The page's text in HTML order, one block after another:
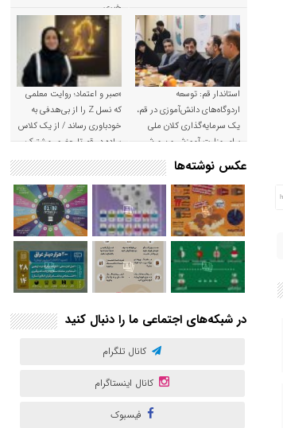
خبری
استاندار قم: توسعه
اردوگاه‌های دانش‌آموزی در قم،
یک سرمایه‌گذاری کلان ملی
برای وزارت آموزش و پرورش
است
«صبر و اعتماد؛ روایت معلمی
که نسل Z را از بی‌هدفی به
خودباوری رساند / از یک کلاس
ساده در قم تا حضور مشترک
معلم و هنرجویان در مهم‌ترین
گالری قرآنی هوش مصنوعی
تهران
عکس نوشته‌ها
در شبکه‌های اجتماعی ما را دنبال کنید
کانال تلگرام
کانال اینستاگرام
فیسبوک